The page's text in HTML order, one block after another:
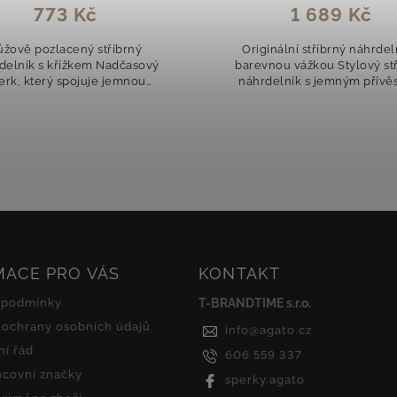
1 689 Kč
stříbrný náhrdelník s
vážkou Stylový stříbrný
s jemným přívěskem
Romantický pozlacený
náhrdelník s propojenými
PRO VÁS
osobních údajů
řád
značky
KONTAKT
T-BRANDTIME s.r.o.
info @agato.cz
606 559 337
sperky.agato